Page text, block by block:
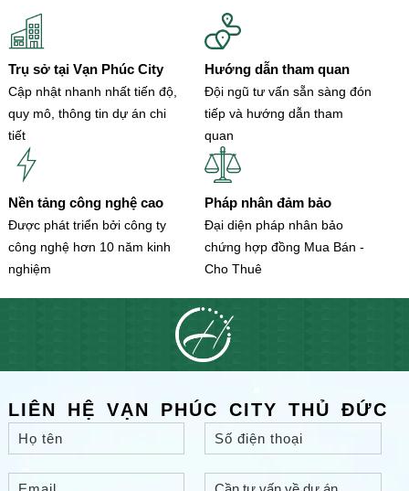
Trụ sở tại Vạn Phúc City
Cập nhật nhanh nhất tiến độ,
quy mô, thông tin dự án chi
tiết
Hướng dẫn tham quan
Đội ngũ tư vấn sẵn sàng đón
tiếp và hướng dẫn tham
quan
Nền tảng công nghệ cao
Được phát triển bởi công ty
công nghệ hơn 10 năm kinh
nghiệm
Pháp nhân đảm bảo
Đại diện pháp nhân bảo
chứng hợp đồng Mua Bán -
Cho Thuê
LIÊN HỆ VẠN PHÚC CITY THỦ ĐỨC